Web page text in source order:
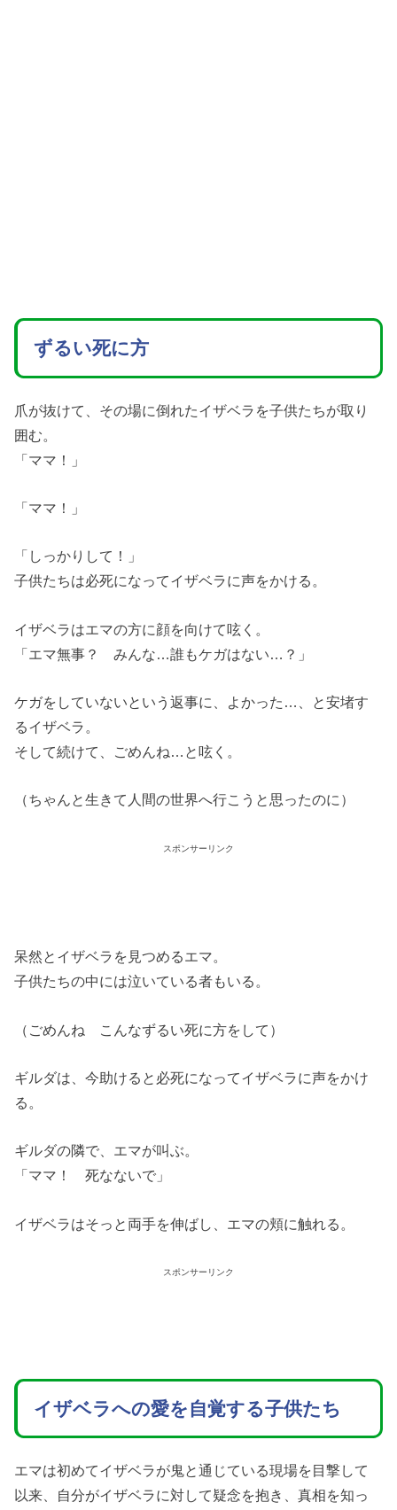
ずるい死に方
爪が抜けて、その場に倒れたイザベラを子供たちが取り
囲む。
「ママ！」
「ママ！」
「しっかりして！」
子供たちは必死になってイザベラに声をかける。
イザベラはエマの方に顔を向けて呟く。
「エマ無事？ みんな…誰もケガはない…？」
ケガをしていないという返事に、よかった…、と安堵す
るイザベラ。
そして続けて、ごめんね…と呟く。
（ちゃんと生きて人間の世界へ行こうと思ったのに）
スポンサーリンク
呆然とイザベラを見つめるエマ。
子供たちの中には泣いている者もいる。
（ごめんね こんなずるい死に方をして）
ギルダは、今助けると必死になってイザベラに声をかけ
る。
ギルダの隣で、エマが叫ぶ。
「ママ！ 死なないで」
イザベラはそっと両手を伸ばし、エマの頬に触れる。
スポンサーリンク
イザベラへの愛を自覚する子供たち
エマは初めてイザベラが鬼と通じている現場を目撃して
以来、自分がイザベラに対して疑念を抱き、真相を知っ